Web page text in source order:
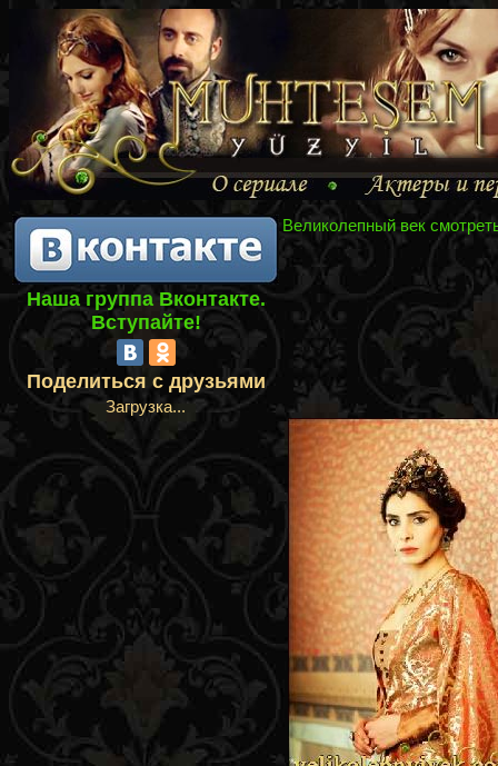
Наша группа Вконтакте.
Вступайте!
Поделиться с друзьями
Загрузка...
Великолепный век